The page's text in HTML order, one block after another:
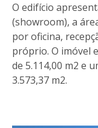
O edifício
(showroom), a
por oficina,
próprio. O imóvel
de 5.114,00 m2 e
3.573,37 m2.